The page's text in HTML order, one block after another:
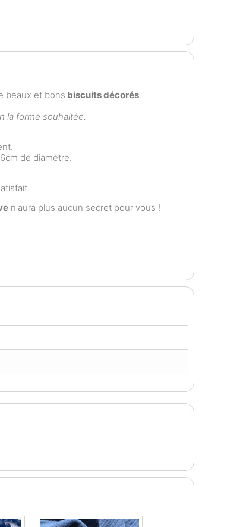
beaux et bons biscuits décorés.
la forme souhaitée.
de diamètre.
n'aura plus aucun secret pour vous !